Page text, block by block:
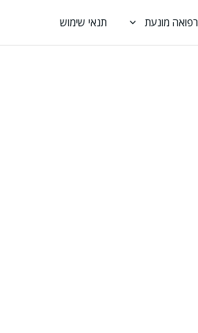
רפואה מונעת תנאי שימוש